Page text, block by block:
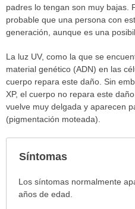
padres lo tengan son muy bajas.
probable que una persona con
generación, aunque es una
La luz UV, como la que se
material genético (ADN) en las
cuerpo repara este daño. Sin
XP, el cuerpo no repara este
vuelve muy delgada y aparecen
(pigmentación moteada).
Síntomas
Síntomas
Los síntomas normalmente
años de edad.